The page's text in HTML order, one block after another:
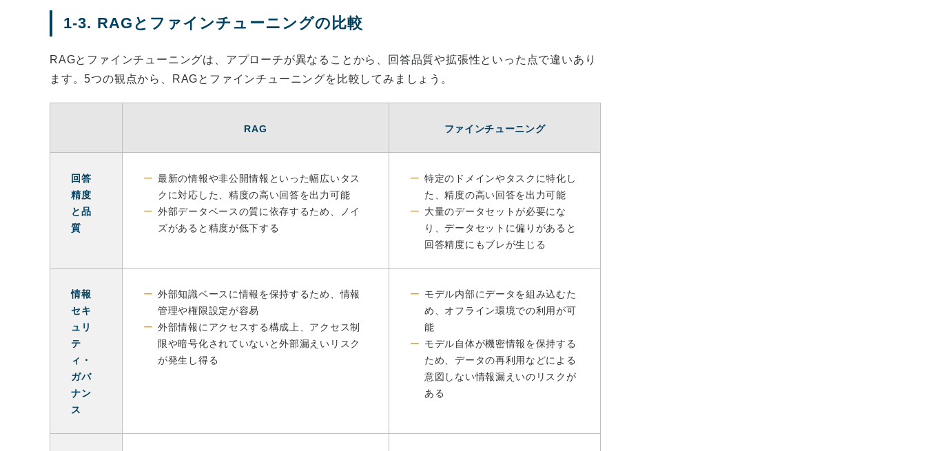
1-3. RAGとファインチューニングの比較
RAGとファインチューニングは、アプローチが異なることから、回答品質や拡張性といった点で違いあり
ます。5つの観点から、RAGとファインチューニングを比較してみましょう。
RAG ファインチューニング
回答
精度
と品
質
最新の情報や非公開情報といった幅広いタス
クに対応した、精度の高い回答を出力可能
外部データベースの質に依存するため、ノイ
ズがあると精度が低下する
特定のドメインやタスクに特化し
た、精度の高い回答を出力可能
大量のデータセットが必要にな
り、データセットに偏りがあると
回答精度にもブレが生じる
情報
セキ
ュリ
テ
ィ・
ガバ
ナン
ス
外部知識ベースに情報を保持するため、情報
管理や権限設定が容易
外部情報にアクセスする構成上、アクセス制
限や暗号化されていないと外部漏えいリスク
が発生し得る
モデル内部にデータを組み込むた
め、オフライン環境での利用が可
能
モデル自体が機密情報を保持する
ため、データの再利用などによる
意図しない情報漏えいのリスクが
ある